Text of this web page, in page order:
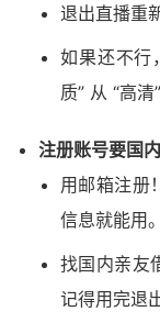
退出直播重
如果还不行
质” 从 “高清
注册账号要国
用邮箱注册
信息就能用。
找国内亲友
记得用完退